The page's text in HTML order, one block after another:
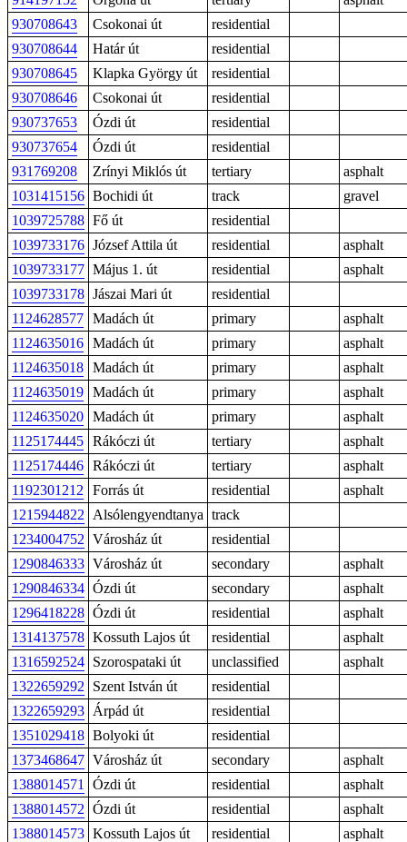
930708643
Csokonai út
residential
930708644
Határ út
residential
930708645
Klapka György út
residential
930708646
Csokonai út
residential
930737653
Ózdi út
residential
930737654
Ózdi út
residential
931769208
Zrínyi Miklós út tertiary
asphalt
1031415156 Bochidi út track
gravel
1039725788 Fő út
residential
1039733176 József Attila út residential
asphalt
1039733177 Május 1. út residential
asphalt
1039733178 Jászai Mari út
residential
1124628577 Madách út primary
asphalt
1124635016 Madách út primary
asphalt
1124635018 Madách út primary
asphalt
1124635019 Madách út primary
asphalt
1124635020 Madách út primary
asphalt
1125174445 Rákóczi út tertiary
asphalt
1125174446 Rákóczi út tertiary
asphalt
1192301212
Forrás út residential
asphalt
1215944822
Alsólengyendtanya track
1234004752 Városház út
residential
1290846333 Városház út secondary
asphalt
1290846334 Ózdi út secondary
asphalt
1296418228 Ózdi út residential
asphalt
1314137578 Kossuth Lajos út residential
asphalt
1316592524 Szorospataki út unclassified
asphalt
1322659292
Szent István út
residential
1322659293 Árpád út
residential
1351029418 Bolyoki út
residential
1373468647 Városház út secondary
asphalt
1388014571
Ózdi út residential
asphalt
1388014572 Ózdi út residential
asphalt
1388014573 Kossuth Lajos út residential
asphalt